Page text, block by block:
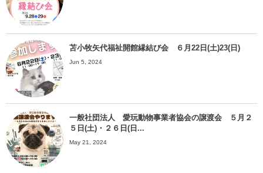
苫小牧矢代福祉開館縁結び会 ６月22日(土)23(日)
Jun 5, 2024
一般社団法人 愛玩動物事業者協会の譲渡会 ５月２
５日(土)・２６日(日...
May 21, 2024